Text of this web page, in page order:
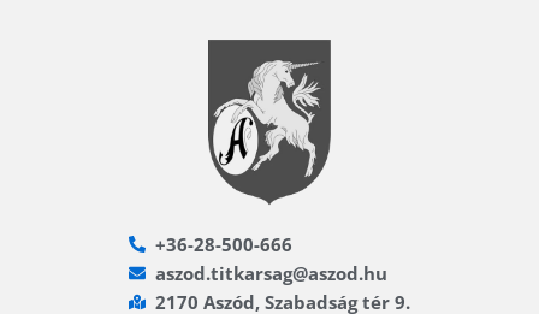
+36-28-500-666
aszod.titkarsag@aszod.hu
2170 Aszód, Szabadság tér 9.